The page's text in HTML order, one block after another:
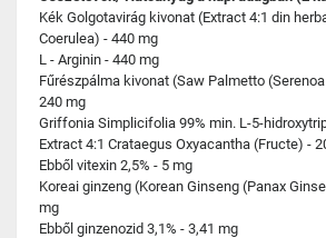
Kék Golgotavirág kivonat (Extract 4:1 din
Coerulea) - 440 mg
L - Arginin - 440 mg
Fűrészpálma kivonat (Saw Palmetto
240 mg
Griffonia Simplicifolia 99% min. L-5-
Extract 4:1 Crataegus Oxyacantha (Fructe) -
Ebből vitexin 2,5% - 5 mg
Koreai ginzeng (Korean Ginseng (Panax
mg
Ebből ginzenozid 3,1% - 3,41 mg